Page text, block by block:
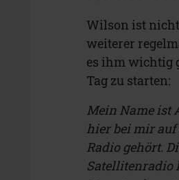
Wilson ist nicht
weiterer
es ihm wichtig
Tag zu starten:
Mein Name ist
hier bei mir auf
Radio gehört.
Satellitenradio